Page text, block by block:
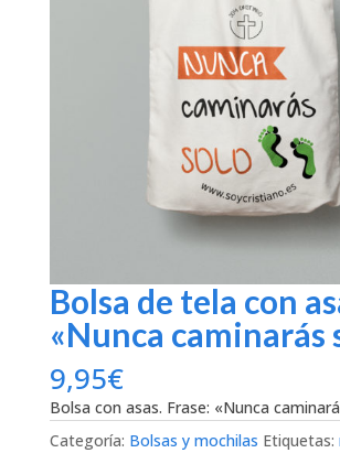
Bolsa de tela con
«Nunca caminarás
9,95€
Bolsa con asas. Frase: «Nunca
Categoría: Bolsas y mochilas Etiquetas: